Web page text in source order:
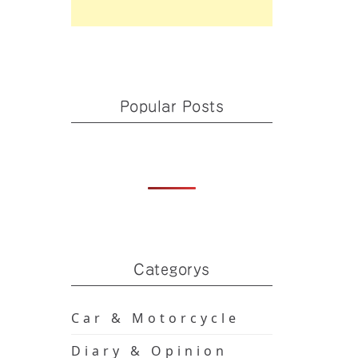
Popular Posts
Categorys
Car & Motorcycle
Diary & Opinion